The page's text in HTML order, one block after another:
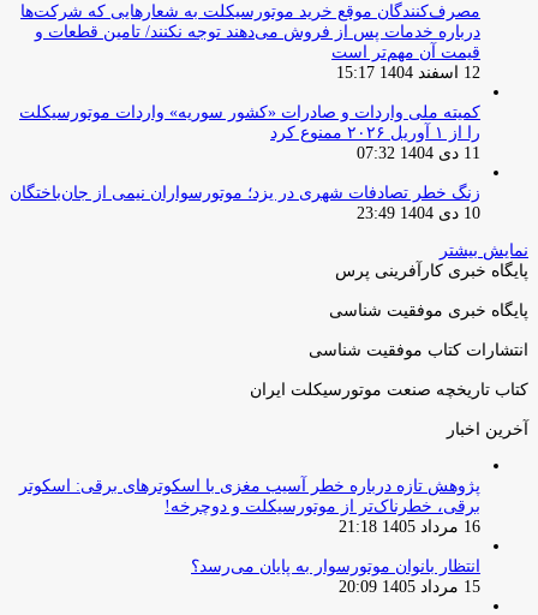
مصرف‌کنندگان موقع خرید موتورسیکلت به شعارهایی که شرکت‌ها
درباره خدمات پس از فروش می‌دهند توجه نکنند/ تامین قطعات و
قیمت آن مهم‌تر است
12 اسفند 1404 15:17
کمیته ملی واردات و صادرات «کشور سوریه» واردات موتورسیکلت
را از ۱ آوریل ۲۰۲۶ ممنوع کرد
11 دی 1404 07:32
زنگ خطر تصادفات شهری در یزد؛ موتورسواران نیمی از جان‌باختگان
10 دی 1404 23:49
نمایش بیشتر
پایگاه خبری کارآفرینی پرس
پایگاه خبری موفقیت شناسی
انتشارات کتاب موفقیت شناسی
کتاب تاریخچه صنعت موتورسیکلت ایران
آخرین اخبار
پژوهش تازه درباره خطر آسیب مغزی با اسکوترهای برقی: اسکوتر
برقی، خطرناک‌تر از موتورسیکلت و دوچرخه!
16 مرداد 1405 21:18
انتظار بانوان موتورسوار به پایان می‌رسد؟
15 مرداد 1405 20:09